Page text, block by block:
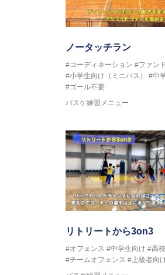
2018
2018
ノータッチラン
#コーディネーション #ファン
#小学生向け（ミニバス）
#中
#ゴール不要
バスケ練習メニュー
リトリートから3on3
#オフェンス #中学生向け #高
#チームオフェンス #上級者向